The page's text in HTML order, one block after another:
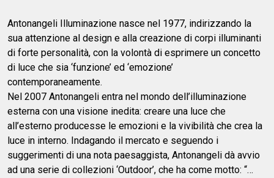
Antonangeli Illuminazione nasce nel 1977, indirizzando la
sua attenzione al design e alla creazione di corpi illuminanti
di forte personalità, con la volontà di esprimere un concetto
di luce che sia ‘funzione’ ed ‘emozione’
contemporaneamente.
Nel 2007 Antonangeli entra nel mondo dell’illuminazione
esterna con una visione inedita: creare una luce che
all’esterno producesse le emozioni e la vivibilità che crea la
luce in interno. Indagando il mercato e seguendo i
suggerimenti di una nota paesaggista, Antonangeli dà avvio
ad una serie di collezioni ‘Outdoor’, che ha come motto: “…